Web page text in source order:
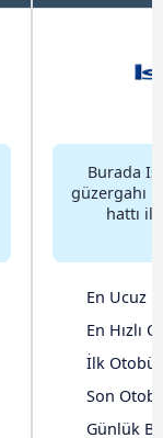
Burada
güzergahı
hattı
En Ucuz
En Hızlı
İlk Otobüs
Son
Günlük